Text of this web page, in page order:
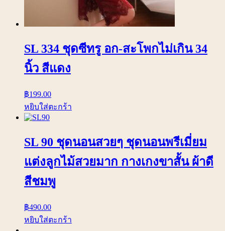
SL 334 ชุดซีทรู อก-สะโพกไม่เกิน 34
นิ้ว สีแดง
฿199.00
หยิบใส่ตะกร้า
SL 90 ชุดนอนสวยๆ ชุดนอนพรีเมี่ยม
แต่งลูกไม้สวยมาก กางเกงขาสั้น ผ้าดี
สีชมพู
฿490.00
หยิบใส่ตะกร้า